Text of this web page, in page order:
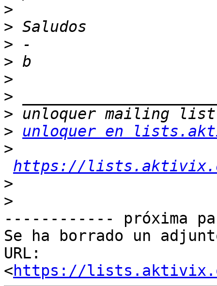
>
>
>
>
>
>
>
>
unloquer en
>
https://
>
>
------------ próxima
Se ha borrado un
URL:
<https://